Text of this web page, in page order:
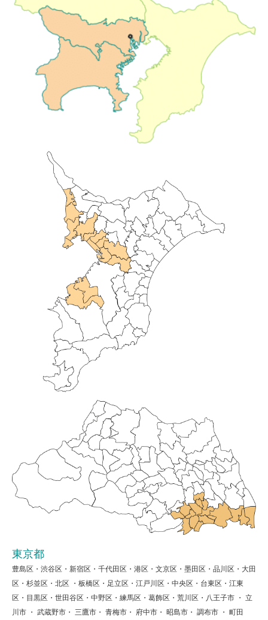
東京都
豊島区・渋谷区・新宿区・千代田区・港区・文京区・墨田区・品川区・大田
区・杉並区・北区 ・板橋区・足立区・江戸川区・中央区・台東区・江東
区・目黒区・世田谷区・中野区・練馬区・葛飾区・荒川区・八王子市 ・ 立
川市 ・ 武蔵野市・ 三鷹市・ 青梅市・ 府中市・ 昭島市・ 調布市 ・ 町田